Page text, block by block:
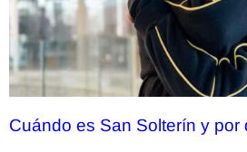
Cuándo es San Solterín y por